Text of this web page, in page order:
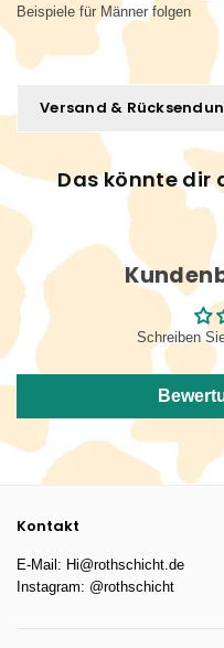
Beispiele für Männer folgen
Versand &
Das könnte dir
Schreiben
Kontakt
E-Mail: Hi@rothschicht.de
Instagram: @rothschicht